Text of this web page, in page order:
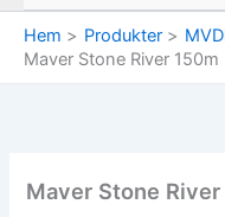
Hem Produkter
Maver Stone River 150m
Maver Stone River